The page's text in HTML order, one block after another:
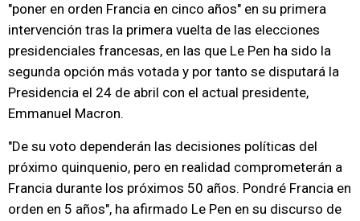
"poner en orden Francia en cinco años" en su primera
intervención tras la primera vuelta de las elecciones
presidenciales francesas, en las que Le Pen ha sido la
segunda opción más votada y por tanto se disputará la
Presidencia el 24 de abril con el actual presidente,
Emmanuel Macron.
"De su voto dependerán las decisiones políticas del
próximo quinquenio, pero en realidad comprometerán a
Francia durante los próximos 50 años. Pondré Francia en
orden en 5 años", ha afirmado Le Pen en su discurso de